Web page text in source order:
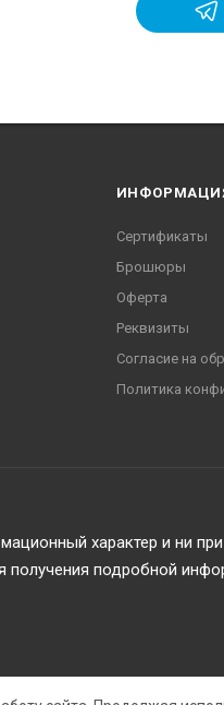
Сертификаты
Брошюры
Оферта
Реквизиты
Согласие на
Политика
характер и ни
подробной